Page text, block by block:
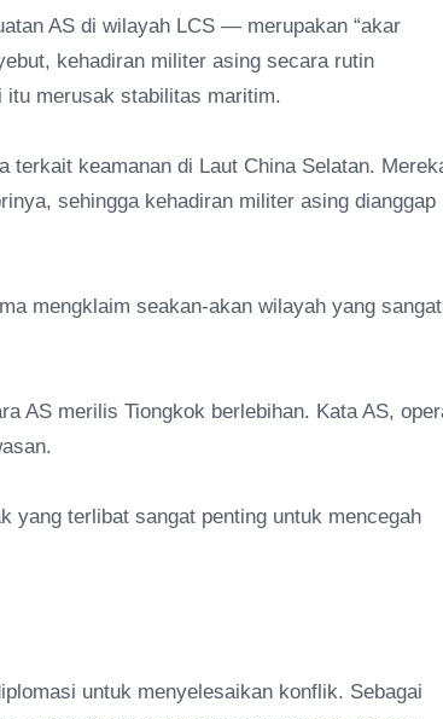
AS di wilayah LCS — merupakan “akar
kehadiran militer asing secara rutin
itu merusak stabilitas maritim.
terkait keamanan di Laut China Selatan.
sehingga kehadiran militer asing dianggap
mengklaim seakan-akan wilayah yang sangat
AS merilis Tiongkok berlebihan. Kata AS,
yang terlibat sangat penting untuk mencegah
untuk menyelesaikan konflik. Sebagai